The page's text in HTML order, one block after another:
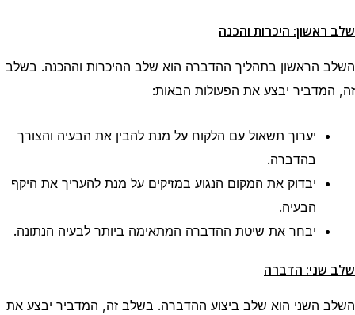
שלב ראשון: היכרות והכנה
השלב הראשון בתהליך ההדברה הוא שלב ההיכרות וההכנה. בשלב
זה, המדביר יבצע את הפעולות הבאות:
יערוך תשאול עם הלקוח על מנת להבין את הבעיה והצורך
בהדברה.
יבדוק את המקום הנגוע במזיקים על מנת להעריך את היקף
הבעיה.
יבחר את שיטת ההדברה המתאימה ביותר לבעיה הנתונה.
שלב שני: הדברה
השלב השני הוא שלב ביצוע ההדברה. בשלב זה, המדביר יבצע את